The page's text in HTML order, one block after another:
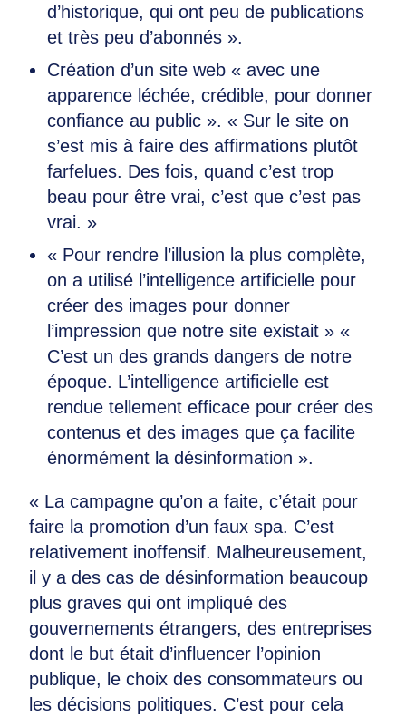
d’historique, qui ont peu de publications
et très peu d’abonnés ».
Création d’un site web « avec une
apparence léchée, crédible, pour donner
confiance au public ». « Sur le site on
s’est mis à faire des affirmations plutôt
farfelues. Des fois, quand c’est trop
beau pour être vrai, c’est que c’est pas
vrai. »
« Pour rendre l’illusion la plus complète,
on a utilisé l’intelligence artificielle pour
créer des images pour donner
l’impression que notre site existait » «
C’est un des grands dangers de notre
époque. L’intelligence artificielle est
rendue tellement efficace pour créer des
contenus et des images que ça facilite
énormément la désinformation ».
« La campagne qu’on a faite, c’était pour
faire la promotion d’un faux spa. C’est
relativement inoffensif. Malheureusement,
il y a des cas de désinformation beaucoup
plus graves qui ont impliqué des
gouvernements étrangers, des entreprises
dont le but était d’influencer l’opinion
publique, le choix des consommateurs ou
les décisions politiques. C’est pour cela